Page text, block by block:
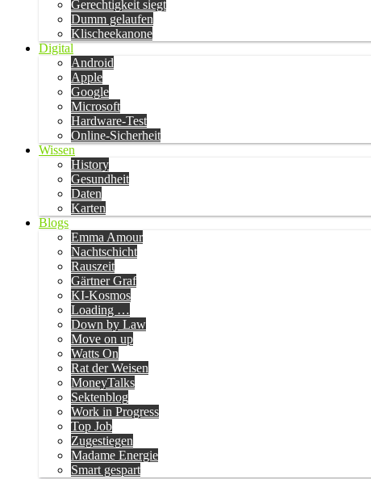
Gerechtigkeit siegt
Dumm gelaufen
Klischeekanone
Digital
Android
Apple
Google
Microsoft
Hardware-Test
Online-Sicherheit
Wissen
History
Gesundheit
Daten
Karten
Blogs
Emma Amour
Nachtschicht
Rauszeit
Gärtner Graf
KI-Kosmos
Loading …
Down by Law
Move on up
Watts On
Rat der Weisen
MoneyTalks
Sektenblog
Work in Progress
Top Job
Zugestiegen
Madame Energie
Smart gespart